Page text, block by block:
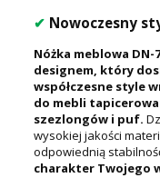
✔ Nowoczesny
Nóżka meblowa
designem, który
współczesne style
do mebli
szezlongów i puf.
wysokiej jakości
odpowiednią
charakter Twojego